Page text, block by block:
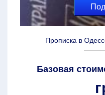
Прописка в
Базовая